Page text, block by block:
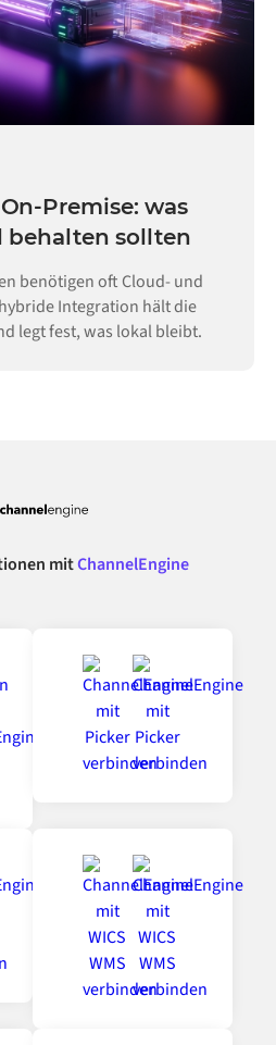
Premise: was
behalten sollten
benötigen oft Cloud- und
Integration hält die
legt fest, was lokal bleibt.
mitChannelEngine